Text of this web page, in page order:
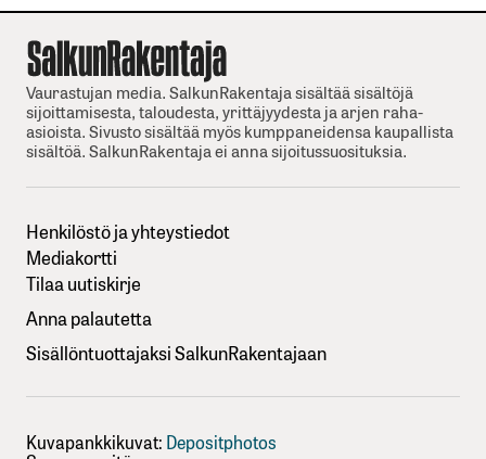
Vaurastujan media. SalkunRakentaja sisältää sisältöjä
sijoittamisesta, taloudesta, yrittäjyydesta ja arjen raha-
asioista. Sivusto sisältää myös kumppaneidensa kaupallista
sisältöä. SalkunRakentaja ei anna sijoitussuosituksia.
Henkilöstö ja yhteystiedot
Mediakortti
Tilaa uutiskirje
Anna palautetta
Sisällöntuottajaksi SalkunRakentajaan
Kuvapankkikuvat: Depositphotos